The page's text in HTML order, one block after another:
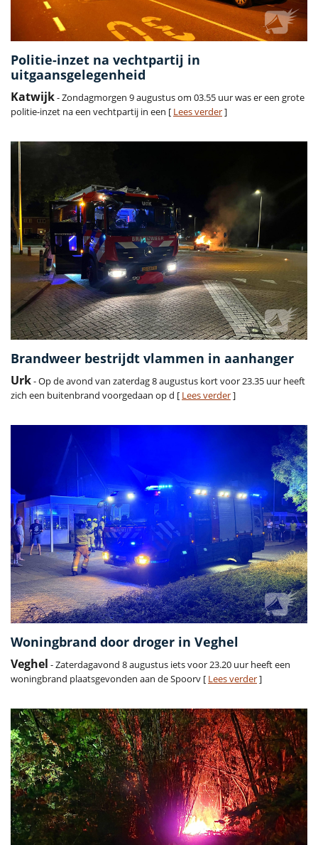
Politie-inzet na vechtpartij in
uitgaansgelegenheid
Katwijk- Zondagmorgen 9 augustus om 03.55 uur was er een grote
politie-inzet na een vechtpartij in een [ Lees verder]
Brandweer bestrijdt vlammen in aanhanger
Urk- Op de avond van zaterdag 8 augustus kort voor 23.35 uur heeft
zich een buitenbrand voorgedaan op d [ Lees verder]
Woningbrand door droger in Veghel
Veghel - Zaterdagavond 8 augustus iets voor 23.20 uur heeft een
woningbrand plaatsgevonden aan de Spoorv [ Lees verder]